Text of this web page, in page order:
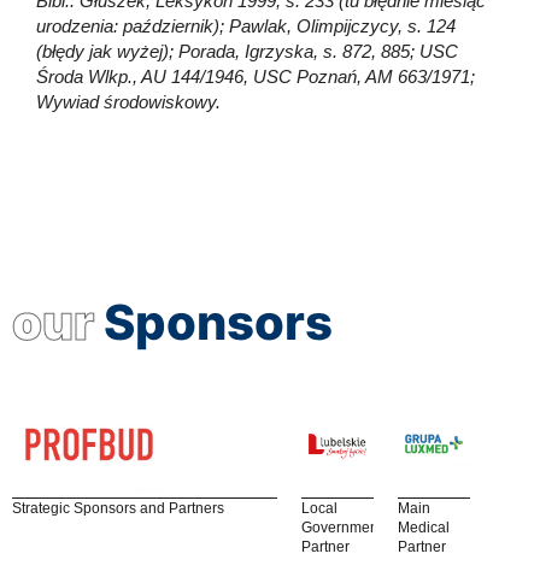
urodzenia: październik); Pawlak, Olimpijczycy, s. 124
(błędy jak wyżej); Porada, Igrzyska, s. 872, 885; USC
Środa Wlkp., AU 144/1946, USC Poznań, AM 663/1971;
Wywiad środowiskowy.
ourSponsors
Strategic Sponsors and Partners
Local
Government
Partner
Main
Medical
Partner